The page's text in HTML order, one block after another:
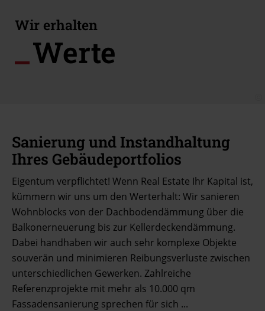
Wir erhalten
Werte
Sanierung und Instandhaltung
Ihres Gebäudeportfolios
Eigentum verpflichtet! Wenn Real Estate Ihr Kapital ist,
kümmern wir uns um den Werterhalt: Wir sanieren
Wohnblocks von der Dachbodendämmung über die
Balkonerneuerung bis zur Kellerdeckendämmung.
Dabei handhaben wir auch sehr komplexe Objekte
souverän und minimieren Reibungsverluste zwischen
unterschiedlichen Gewerken. Zahlreiche
Referenzprojekte mit mehr als 10.000 qm
Fassadensanierung sprechen für sich ...